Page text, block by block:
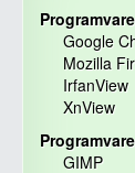
Google
Mozilla
IrfanView
XnView
GIMP